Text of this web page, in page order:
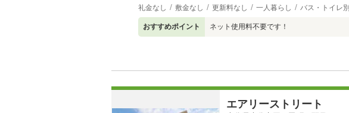
礼金なし 敷金なし 更新料なし 一人暮らし バス・トイレ別
おすすめポイント ネット使用料不要です！
エアリーストリート